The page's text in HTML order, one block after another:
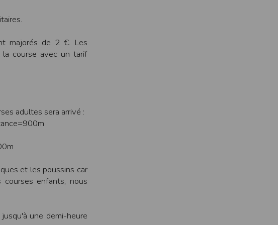
majorés de 2 €. Les
course avec un tarif
adultes sera arrivé :
et les poussins car
enfants, nous
une demi-heure
gdpr.xml
sont cryptés en utilisant les dernières technologies de
privé qui n’est pas accessible depuis l’extérieur.
de page, l'impossibilité d'accéder à certaines pages ou
en tenant compte de la finalité des cookies.